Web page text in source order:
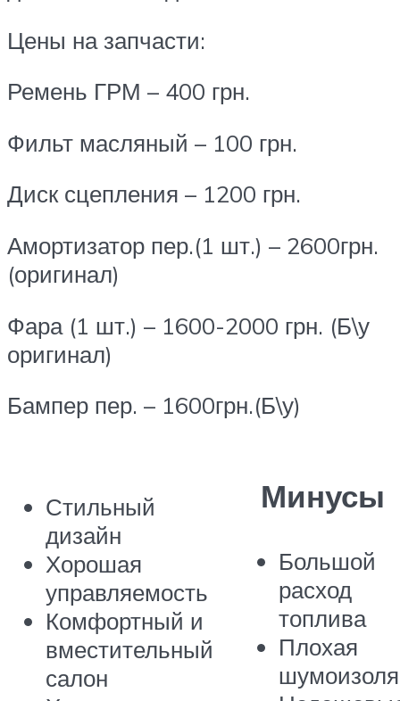
Цены на запчасти:
Ремень ГРМ – 400 грн.
Фильт масляный – 100 грн.
Диск сцепления – 1200 грн.
Амортизатор пер.(1 шт.) – 2600грн.
(оригинал)
Фара (1 шт.) – 1600-2000 грн. (Б\у
оригинал)
Бампер пер. – 1600грн.(Б\у)
Стильный
дизайн
Хорошая
управляемость
Комфортный и
вместительный
салон
Минусы
Большой
расход
топлива
Плохая